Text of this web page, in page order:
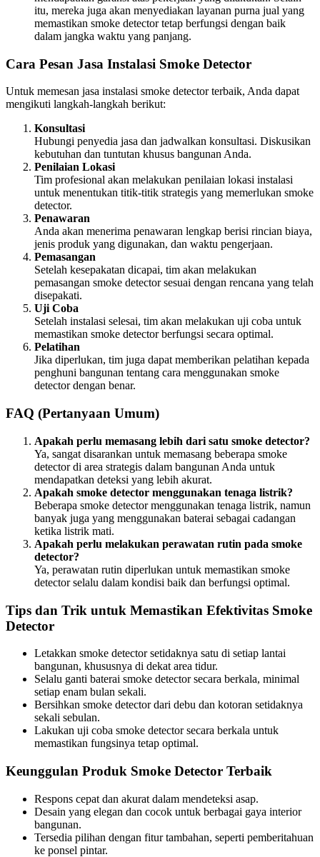
itu, mereka juga akan menyediakan layanan purna jual yang
memastikan smoke detector tetap berfungsi dengan baik
dalam jangka waktu yang panjang.
Cara Pesan Jasa Instalasi Smoke Detector
Untuk memesan jasa instalasi smoke detector terbaik, Anda dapat
mengikuti langkah-langkah berikut:
Konsultasi
Hubungi penyedia jasa dan jadwalkan konsultasi. Diskusikan
kebutuhan dan tuntutan khusus bangunan Anda.
Penilaian Lokasi
Tim profesional akan melakukan penilaian lokasi instalasi
untuk menentukan titik-titik strategis yang memerlukan smoke
detector.
Penawaran
Anda akan menerima penawaran lengkap berisi rincian biaya,
jenis produk yang digunakan, dan waktu pengerjaan.
Pemasangan
Setelah kesepakatan dicapai, tim akan melakukan
pemasangan smoke detector sesuai dengan rencana yang telah
disepakati.
Uji Coba
Setelah instalasi selesai, tim akan melakukan uji coba untuk
memastikan smoke detector berfungsi secara optimal.
Pelatihan
Jika diperlukan, tim juga dapat memberikan pelatihan kepada
penghuni bangunan tentang cara menggunakan smoke
detector dengan benar.
FAQ (Pertanyaan Umum)
Apakah perlu memasang lebih dari satu smoke detector?
Ya, sangat disarankan untuk memasang beberapa smoke
detector di area strategis dalam bangunan Anda untuk
mendapatkan deteksi yang lebih akurat.
Apakah smoke detector menggunakan tenaga listrik?
Beberapa smoke detector menggunakan tenaga listrik, namun
banyak juga yang menggunakan baterai sebagai cadangan
ketika listrik mati.
Apakah perlu melakukan perawatan rutin pada smoke
detector?
Ya, perawatan rutin diperlukan untuk memastikan smoke
detector selalu dalam kondisi baik dan berfungsi optimal.
Tips dan Trik untuk Memastikan Efektivitas Smoke
Detector
Letakkan smoke detector setidaknya satu di setiap lantai
bangunan, khususnya di dekat area tidur.
Selalu ganti baterai smoke detector secara berkala, minimal
setiap enam bulan sekali.
Bersihkan smoke detector dari debu dan kotoran setidaknya
sekali sebulan.
Lakukan uji coba smoke detector secara berkala untuk
memastikan fungsinya tetap optimal.
Keunggulan Produk Smoke Detector Terbaik
Respons cepat dan akurat dalam mendeteksi asap.
Desain yang elegan dan cocok untuk berbagai gaya interior
bangunan.
Tersedia pilihan dengan fitur tambahan, seperti pemberitahuan
ke ponsel pintar.